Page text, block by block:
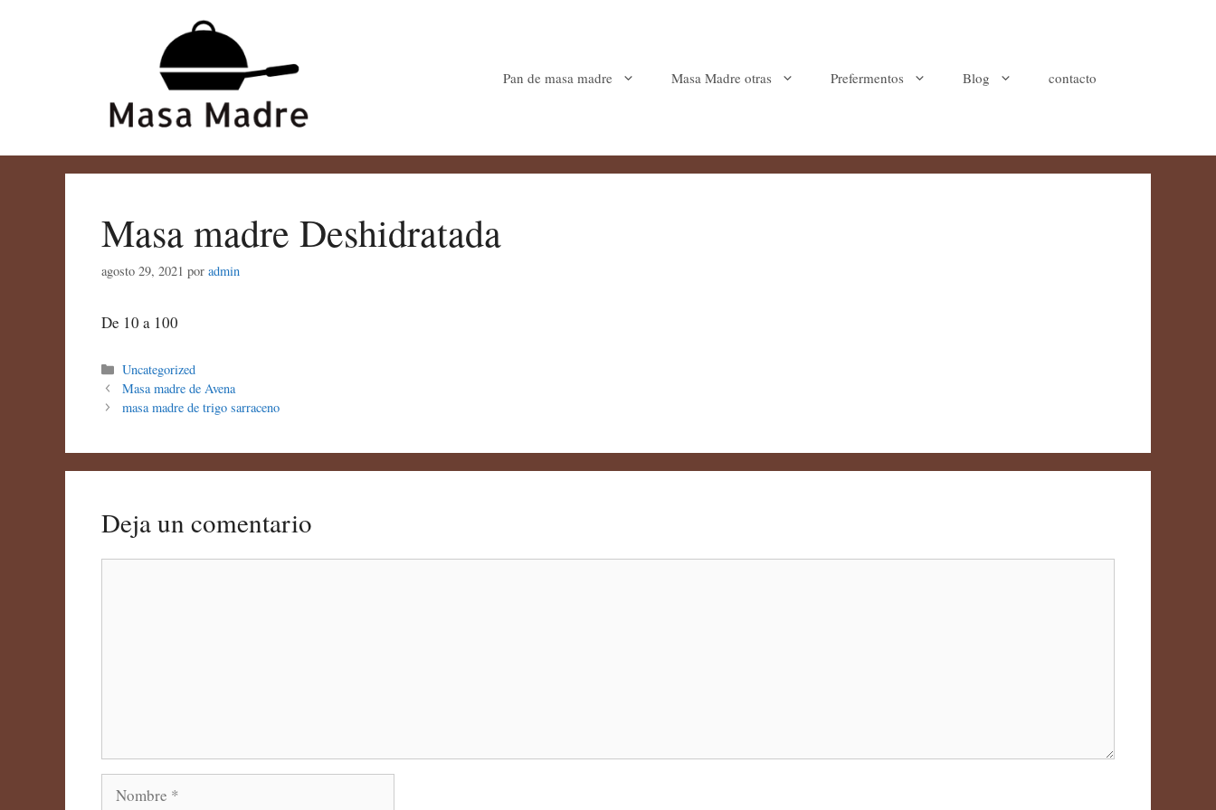
Pan de masa madre Masa Madre otras Prefermentos Blog contacto
Masa madre Deshidratada
agosto 29, 2021 por admin
De 10 a 100
Categorías
Uncategorized
Masa madre de Avena
masa madre de trigo sarraceno
Deja un comentario